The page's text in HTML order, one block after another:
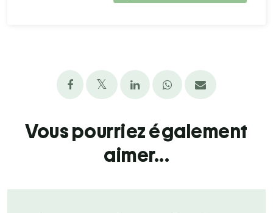
Vous pourriez également
aimer...